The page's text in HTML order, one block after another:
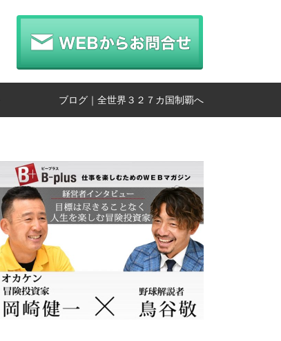
ブログ｜全世界３２７カ国制覇へ